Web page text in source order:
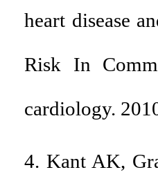
heart disease
Risk In
cardiology.
4. Kant AK,